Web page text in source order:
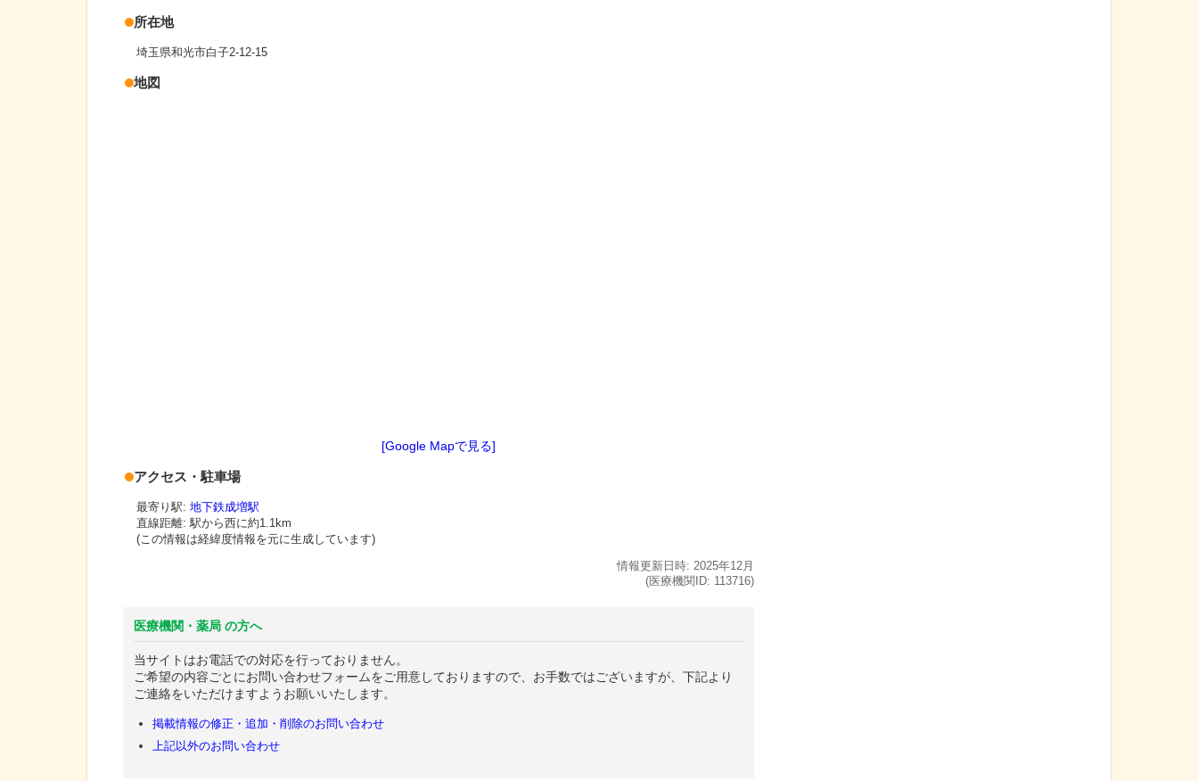
所在地
埼玉県和光市白子2-12-15
地図
[Google Mapで見る]
アクセス・駐車場
最寄り駅: 地下鉄成増駅
直線距離: 駅から西に約1.1km
(この情報は経緯度情報を元に生成しています)
情報更新日時: 2025年12月
(医療機関ID: 113716)
医療機関・薬局 の方へ
当サイトはお電話での対応を行っておりません。
ご希望の内容ごとにお問い合わせフォームをご用意しておりますので、お手数ではございますが、下記より
ご連絡をいただけますようお願いいたします。
掲載情報の修正・追加・削除のお問い合わせ
上記以外のお問い合わせ